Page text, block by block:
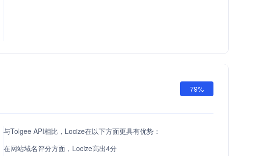
79%
与Tolgee API相比，Locize在以下方面更具有优势：
在网站域名评分方面，Locize高出4分